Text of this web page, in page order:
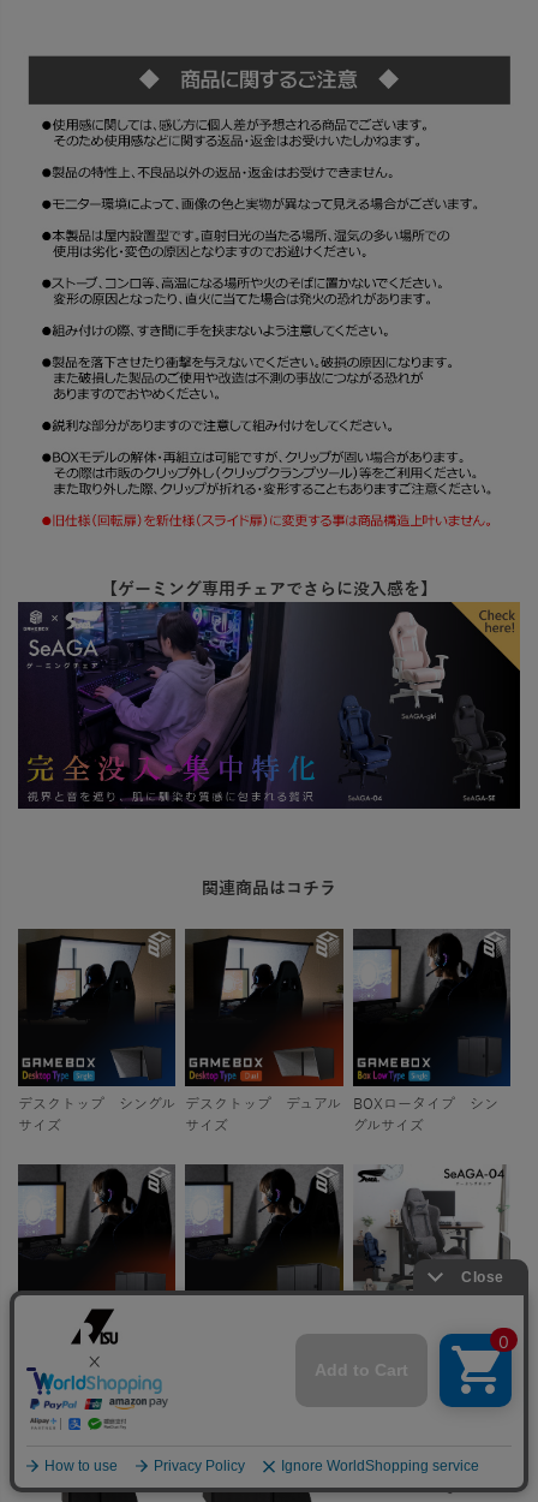
【ゲーミング専用チェアでさらに没入感を】
関連商品はコチラ
デスクトップ シングル
サイズ
デスクトップ デュアル
サイズ
BOXロータイプ シン
グルサイズ
BOXロータイプ デュ
BOXワイドタイプ
SeAGA-04 ゲーミング
チェア